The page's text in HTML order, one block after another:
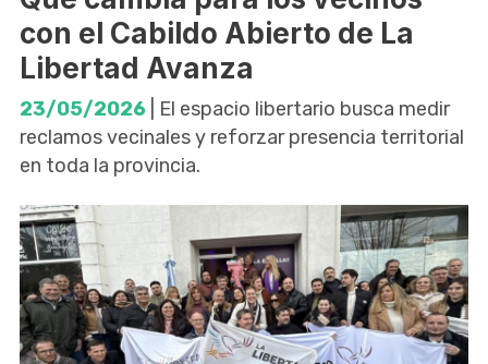
con el Cabildo Abierto de La
Libertad Avanza
23/05/2026 | El espacio libertario busca medir
reclamos vecinales y reforzar presencia territorial
en toda la provincia.